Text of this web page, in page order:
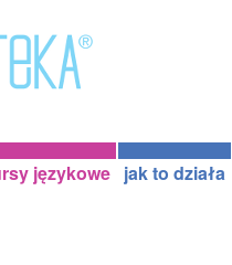
językowe jak to działa